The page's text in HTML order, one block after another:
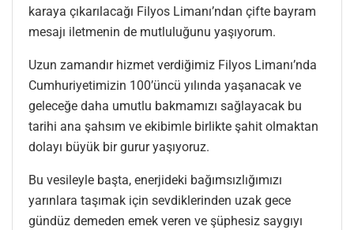
karaya çıkarılacağı Filyos Limanı’ndan çifte bayram
mesajı iletmenin de mutluluğunu yaşıyorum.
Uzun zamandır hizmet verdiğimiz Filyos Limanı’nda
Cumhuriyetimizin 100’üncü yılında yaşanacak ve
geleceğe daha umutlu bakmamızı sağlayacak bu
tarihi ana şahsım ve ekibimle birlikte şahit olmaktan
dolayı büyük bir gurur yaşıyoruz.
Bu vesileyle başta, enerjideki bağımsızlığımızı
yarınlara taşımak için sevdiklerinden uzak gece
gündüz demeden emek veren ve şüphesiz saygıyı